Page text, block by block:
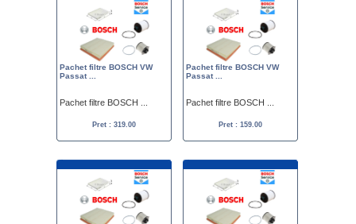
Pachet filtre BOSCH VW
Passat ...
Pachet filtre BOSCH ...
Pret : 319.00
Pachet filtre BOSCH VW
Passat ...
Pachet filtre BOSCH ...
Pret : 159.00